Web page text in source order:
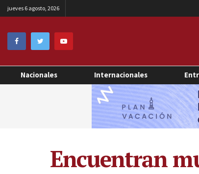
jueves 6 agosto, 2026
Nacionales Internacionales
Encuentran